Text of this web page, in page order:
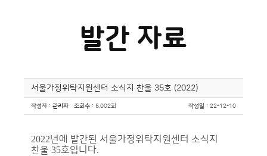
발간 자료
서울가정위탁지원센터 소식지 찬울 35호 (2022)
작성자 : 관리자 조회수 : 5,002회 작성일 : 22-12-10
2022년에 발간된 서울가정위탁지원센터 소식지
찬울 35호입니다.